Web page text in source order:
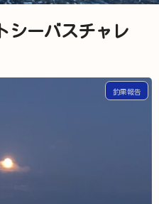
シーバスチャレ
釣果報告